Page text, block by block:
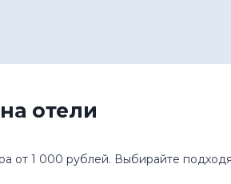
отели
1 000 рублей. Выбирайте